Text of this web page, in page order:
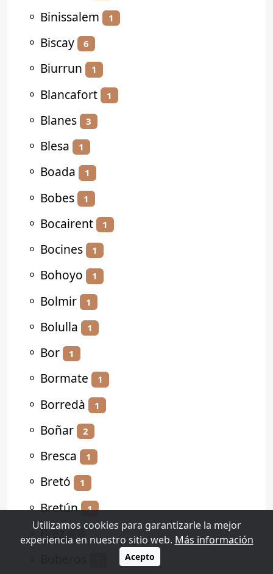
⚬ Binissalem 1
⚬ Biscay 6
⚬ Biurrun 1
⚬ Blancafort 1
⚬ Blanes 3
⚬ Blesa 1
⚬ Boada 1
⚬ Bobes 1
⚬ Bocairent 1
⚬ Bocines 1
⚬ Bohoyo 1
⚬ Bolmir 1
⚬ Bolulla 1
⚬ Bor 1
⚬ Bormate 1
⚬ Borredà 1
⚬ Boñar 2
⚬ Bresca 1
⚬ Bretó 1
⚬Bretún 1
⚬Brez
Utilizamos cookies para garantizarle la mejor
experiencia en nuestro sitio web. Más información
Acepto